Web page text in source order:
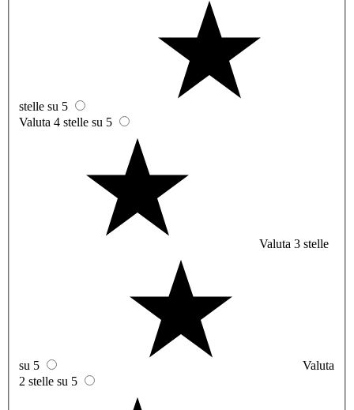
stelle su 5
Valuta 4 stelle su 5
Valuta 3 stelle
su 5
Valuta
2 stelle su 5